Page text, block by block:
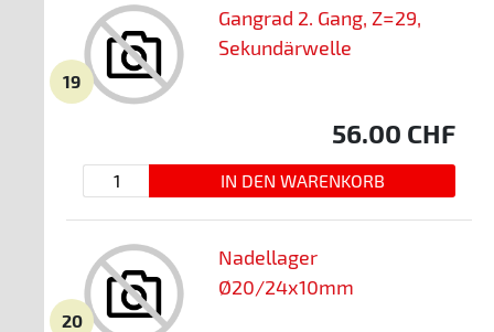
19
Gangrad 2. Gang, Z=29,
Sekundärwelle
56.00 CHF
20
Nadellager
Ø20/24x10mm